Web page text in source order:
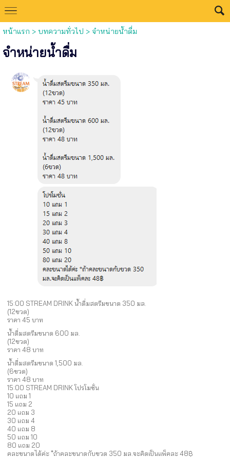
หน้าแรก > บทความทั่วไป > จำหน่ายน้ำดื่ม
จำหน่ายน้ำดื่ม
15:00 STREAM DRINK น้ำดื่มสตรีมขนาด 350 มล.
(12ขวด)
ราคา 45 บาท
น้ำดื่มสตรีมขนาด 600 มล.
(12ขวด)
ราคา 48 บาท
น้ำดื่มสตรีมขนาด 1,500 มล.
(6ขวด)
ราคา 48 บาท
15:00 STREAM DRINK โปรโมชั่น
10 แถม 1
15 แถม 2
20 แถม 3
30 แถม 4
40 แถม 8
50 แถม 10
80 แถม 20
คละขนาดได้ค่ะ *ถ้าคละขนาดกับขวด 350 มล.จะคิดเป็นแพ็คละ 48฿